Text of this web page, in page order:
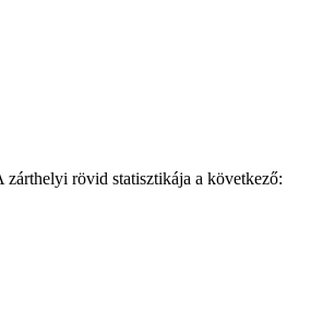
zárthelyi rövid statisztikája a következő: